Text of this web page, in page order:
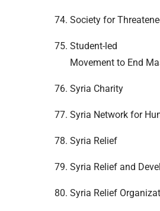
Society for
Student-led
Movement to End
Syria Charity
Syria Network for
Syria Relief
Syria Relief and
Syria Relief